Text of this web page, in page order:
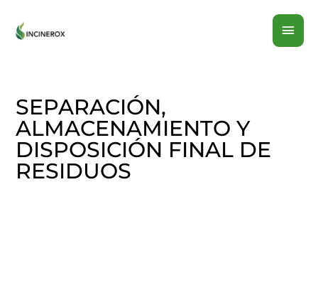
SEPARACIÓN,
ALMACENAMIENTO Y
DISPOSICIÓN FINAL DE
RESIDUOS